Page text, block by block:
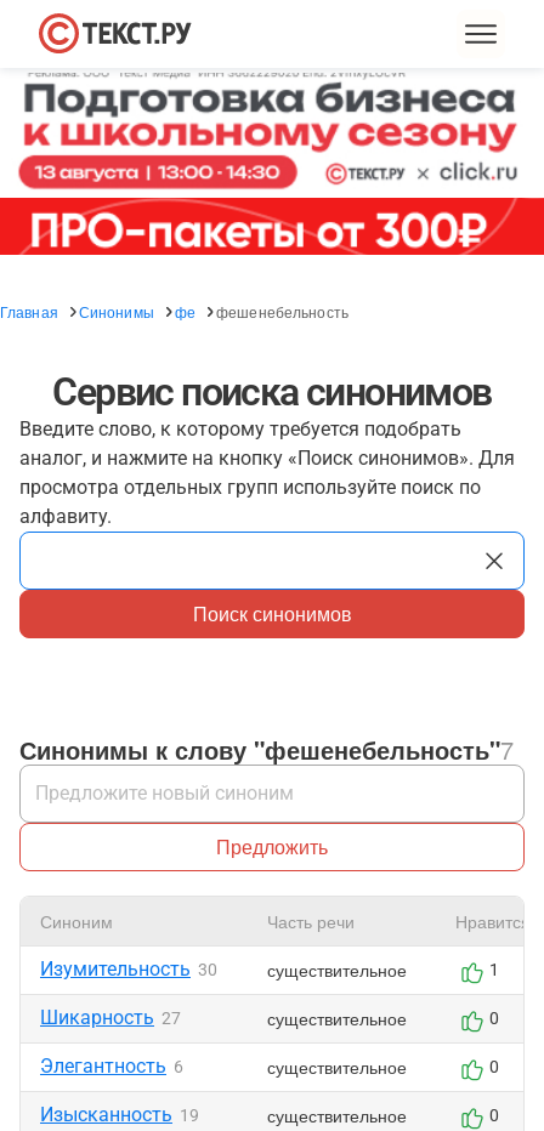
Главная Синонимы фе фешенебельность
Сервис поиска синонимов
Введите слово, к которому требуется подобрать
аналог, и нажмите на кнопку «Поиск синонимов». Для
просмотра отдельных групп используйте поиск по
алфавиту.
Поиск синонимов
Синонимы к слову "фешенебельность"7
Предложить
Синоним Часть речи Нравится
Изумительность 30 существительное 1
Шикарность 27 существительное 0
Элегантность 6 существительное 0
Изысканность 19 существительное 0